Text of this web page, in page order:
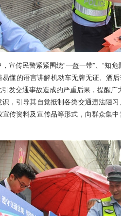
传民警紧紧围绕“一盔一带”、“知危
易懂的语言讲解机动车无牌无证、酒
发交通事故造成的严重后果，提醒
识，引导其自觉抵制各类交通违法陋
宣传资料及宣传品等形式，向群众集